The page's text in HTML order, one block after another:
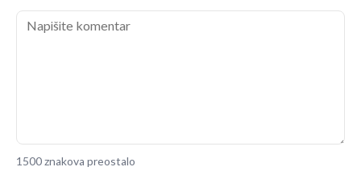
1500 znakova preostalo